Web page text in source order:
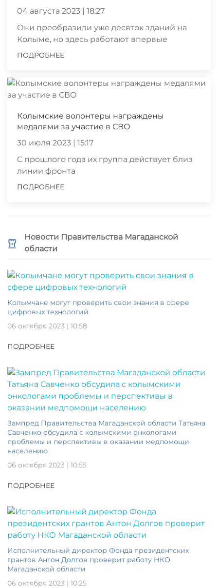
04 августа 2023 | 18:27
Они преобразили уже десяток зданий на
Колыме, но здесь работают впервые
ПОДРОБНЕЕ
Колымские волонтеры награждены
медалями за участие в СВО
30 июля 2023 | 15:17
С прошлого года их группа действует близ
линии фронта
ПОДРОБНЕЕ
Новости Правительства Магаданской
области
Колымчане могут проверить свои знания в сфере
цифровых технологий
06 октября 2023 | 10:58
ПОДРОБНЕЕ
Зампред Правительства Магаданской области Татьяна
Савченко обсудила с колымскими онкологами
проблемы и перспективы в оказании медпомощи
населению
06 октября 2023 | 10:55
ПОДРОБНЕЕ
Исполнительный директор Фонда президентских
грантов Антон Долгов проверит работу НКО
Магаданской области
06 октября 2023 | 10:25